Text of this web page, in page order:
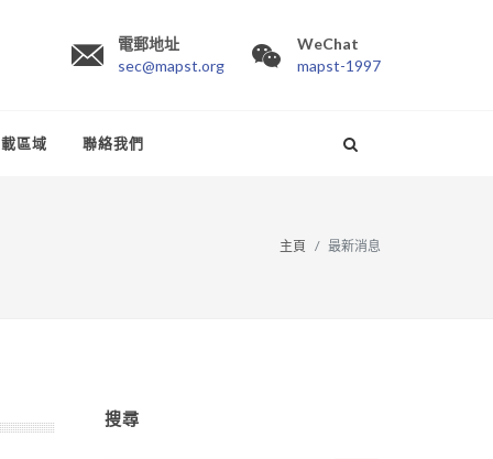
電郵地址
sec@mapst.org
WeChat
mapst-1997
區域 聯絡我們
主頁 最新消息
搜尋